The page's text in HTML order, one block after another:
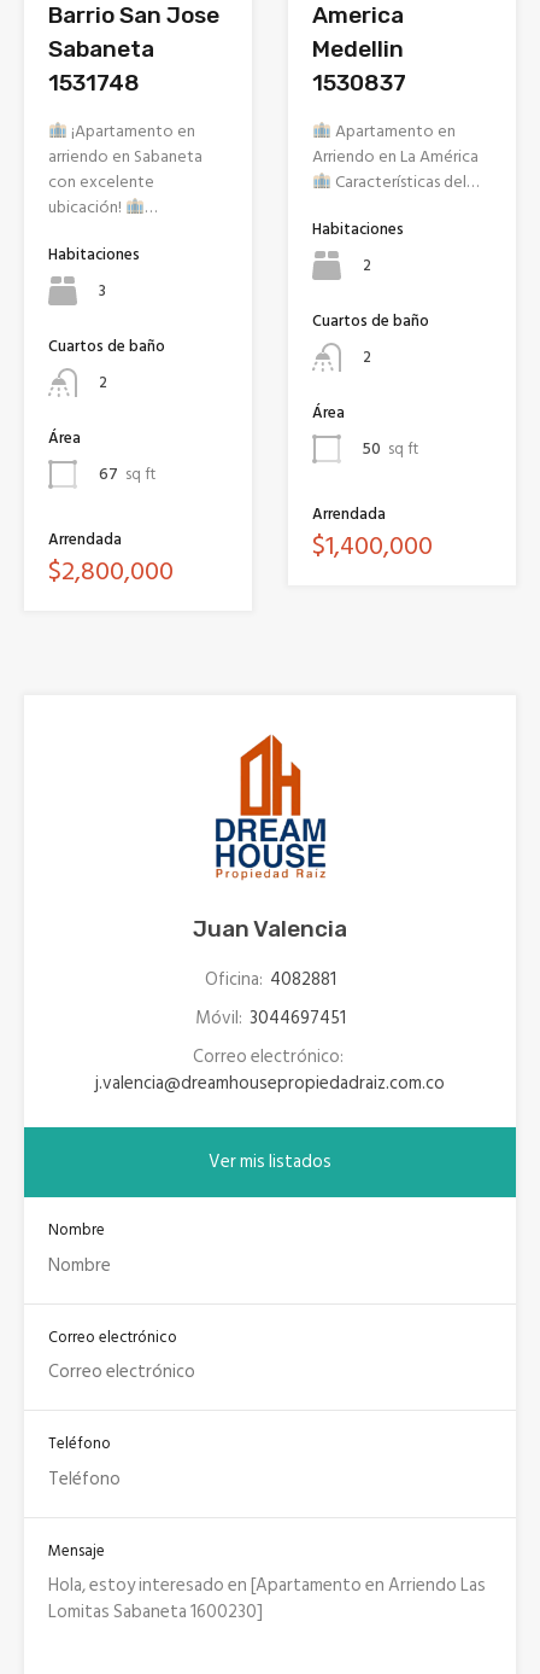
Barrio San Jose
Sabaneta
1531748
¡Apartamento en
arriendo en Sabaneta
con excelente
ubicación!
…
Habitaciones
3
Cuartos de baño
2
Área
67 sq ft
Arrendada
$2,800,000
America
Medellin
1530837
Apartamento en
Arriendo en La América
Características del…
Habitaciones
2
Cuartos de baño
2
Área
50 sq ft
Arrendada
$1,400,000
Juan Valencia
Oficina: 4082881
Móvil: 3044697451
Correo electrónico:
j.valencia@dreamhousepropiedadraiz.com.co
Ver mis listados
Nombre
Correo electrónico
Teléfono
Mensaje